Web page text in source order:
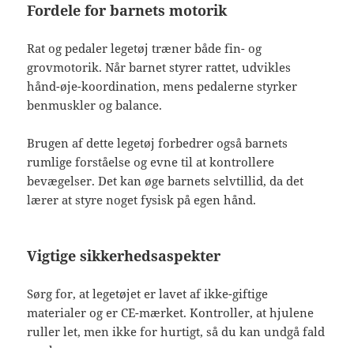
Fordele for barnets motorik
Rat og pedaler legetøj træner både fin- og
grovmotorik. Når barnet styrer rattet, udvikles
hånd-øje-koordination, mens pedalerne styrker
benmuskler og balance.
Brugen af dette legetøj forbedrer også barnets
rumlige forståelse og evne til at kontrollere
bevægelser. Det kan øge barnets selvtillid, da det
lærer at styre noget fysisk på egen hånd.
Vigtige sikkerhedsaspekter
Sørg for, at legetøjet er lavet af ikke-giftige
materialer og er CE-mærket. Kontroller, at hjulene
ruller let, men ikke for hurtigt, så du kan undgå fald